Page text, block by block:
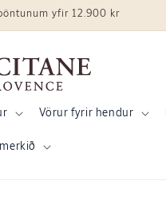
yfir 12.900 kr
Vörur fyrir hendur